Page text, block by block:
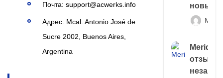
Почта: support@acwerks.info
Адрес: Mcal. Antonio José de
Sucre 2002, Buenos Aires,
Argentina
новый